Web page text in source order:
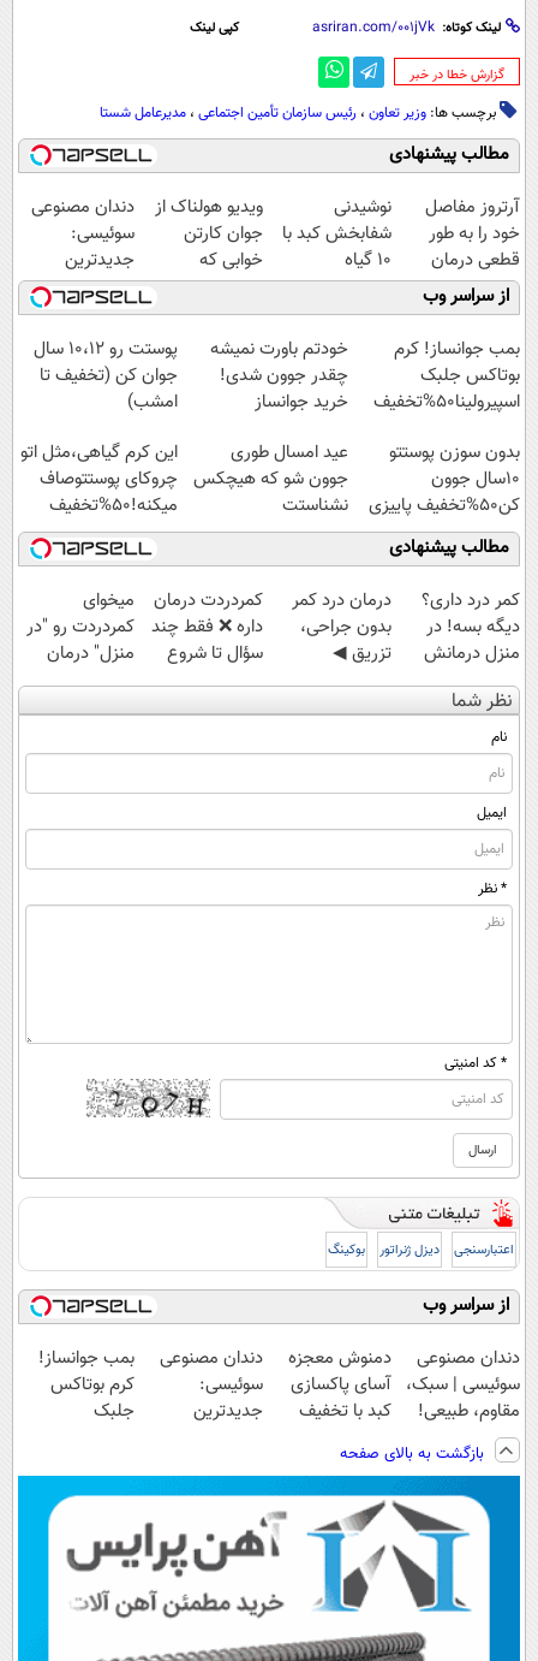
لینک کوتاه: کپی لینک
‌گزارش خطا در خبر
برچسب ها: وزیر تعاون ، رئیس سازمان تأمین اجتماعی ، مدیرعامل شستا
مطالب پیشنهادی
آرتروز مفاصل
خود را به طور
قطعی درمان
کنید!
◗پرسش‌نامه◖
نوشیدنی
شفابخش کبد با
10 گیاه
موثر(تخفیف تا
امشب)
ویدیو هولناک از
جوان کارتن
خوابی که
میلیاردر شد.
آموزش رایگان
دندان مصنوعی
سوئیسی:
جدیدترین
فناوری اروپا،
سبک و مقاوم |
پرداخت قسطی
از سراسر وب
بمب جوانساز! کرم
بوتاکس جلبک
اسپیرولینا50%تخفیف
خودتم باورت نمیشه
چقدر جوون شدی!
خرید جوانساز
ویژه
پوستت رو 10،12 سال
جوان کن (تخفیف تا
امشب)
بدون سوزن پوستتو
10سال جوون
کن50%تخفیف پاییزی
عید امسال طوری
جوون شو که هیچکس
نشناستت
این کرم گیاهی،مثل اتو
چروکای پوستتوصاف
میکنه!50%تخفیف
مطالب پیشنهادی
کمر درد داری؟
دیگه بسه! در
منزل درمانش
کن
(◀پرسش‌نامه)
درمان درد کمر
بدون جراحی،
تزریق ◀
پرسش‌نامه رو پر
کن ▶
‌کمردردت درمان
داره ❌ فقط چند
سؤال تا شروع
بهبودی فاصله‌
داری!
میخوای
کمردردت رو "در
منزل" درمان
کنی؟ (◂فیلم +
◂پرسش‌نامه)
نظر شما
نام
ایمیل
* نظر
* کد امنیتی
اعتبارسنجی دیزل ژنراتور بوکینگ
از سراسر وب
دندان مصنوعی
سوئیسی | سبک،
مقاوم، طبیعی!
ویزیت
رایگان+پرداخت
اقساطی😍
دمنوش معجزه
آسای پاکسازی
کبد با تخفیف
دندان مصنوعی
سوئیسی:
جدیدترین
پرداخت قسطی
بمب جوانساز!
کرم بوتاکس
جلبک
بازگشت به بالای صفحه